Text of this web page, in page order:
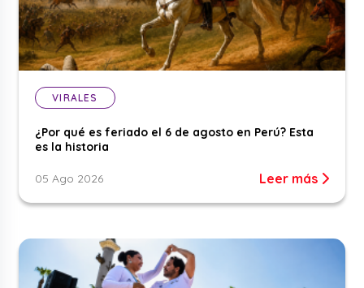
VIRALES
¿Por qué es feriado el 6 de agosto en Perú? Esta
es la historia
05 Ago 2026 Leer más